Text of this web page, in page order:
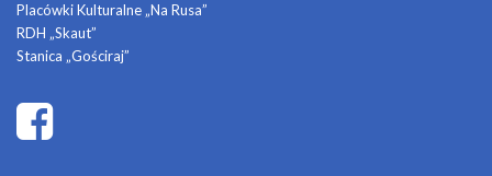
Placówki Kulturalne „Na Rusa”
RDH „Skaut”
Stanica „Gościraj”